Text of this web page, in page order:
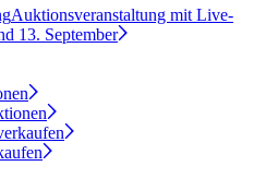
Auktionsveranstaltung mit Live-
13. September